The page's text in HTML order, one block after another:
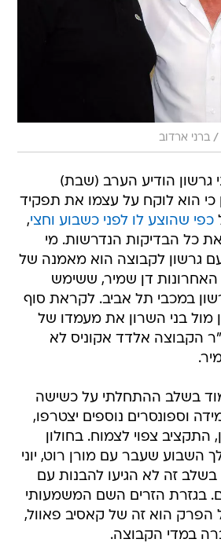
ברני ארדוב
גרשון הודיע הערב (שבת)
כפי שהוצע לו לפני כשבוע וחצי
כל הבדיקות הנדרשות. מי
גרשון לקבוצה הוא מאמנה של
האחרונות דן שמיר, ששימש
במכבי תל אביב. לקראת סוף
מול בני השרון את מעמדו של
הקבוצה אלדד אקוניס לא
בשלב ההתחלתי על כשישה
התקציב צפוי לצמוח. בחולון
השבוע שעבר עם מורן רוט, יוני
בשלב זה לא הגיעו להבנות עם
בגזרת הזרים השם המשמעותי
הוא זה של קאסיב פאוול,
במדי הקבוצה.
פגישה בין הנהלת הפועל